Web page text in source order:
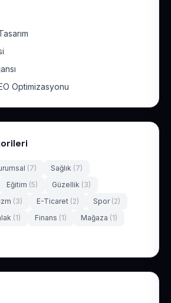
Optimizasyonu
(7) Sağlık (7)
Eğitim (5) Güzellik (3)
(3) E-Ticaret (2) Spor (2)
(1) Finans (1) Mağaza (1)